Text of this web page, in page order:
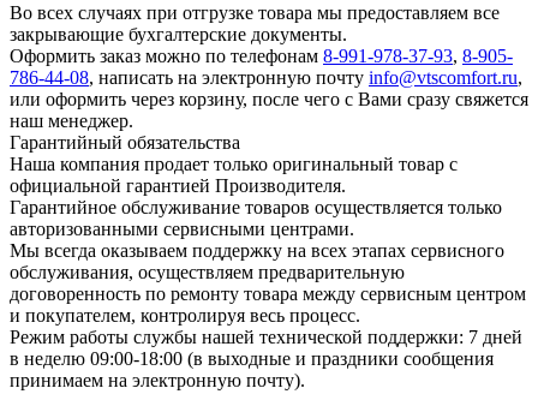
Во всех случаях при отгрузке товара мы предоставляем все
закрывающие бухгалтерские документы.
Оформить заказ можно по телефонам 8-991-978-37-93, 8-905-
786-44-08, написать на электронную почту info@vtscomfort.ru,
или оформить через корзину, после чего с Вами сразу свяжется
наш менеджер.
Гарантийный обязательства
Наша компания продает только оригинальный товар с
официальной гарантией Производителя.
Гарантийное обслуживание товаров осуществляется только
авторизованными сервисными центрами.
Мы всегда оказываем поддержку на всех этапах сервисного
обслуживания, осуществляем предварительную
договоренность по ремонту товара между сервисным центром
и покупателем, контролируя весь процесс.
Режим работы службы нашей технической поддержки: 7 дней
в неделю 09:00-18:00 (в выходные и праздники сообщения
принимаем на электронную почту).